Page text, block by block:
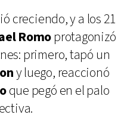
creciendo, y a los 21
Romoprotagonizó
primero, tapó un
y luego, reaccionó
que pegó en el palo